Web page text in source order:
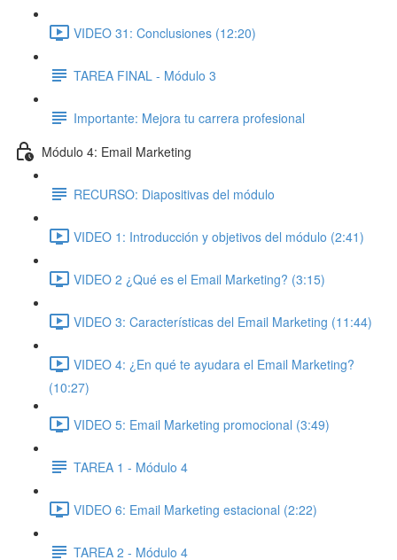
VIDEO 31: Conclusiones (12:20)
TAREA FINAL - Módulo 3
Importante: Mejora tu carrera profesional
Módulo 4: Email Marketing
RECURSO: Diapositivas del módulo
VIDEO 1: Introducción y objetivos del módulo (2:41)
VIDEO 2 ¿Qué es el Email Marketing? (3:15)
VIDEO 3: Características del Email Marketing (11:44)
VIDEO 4: ¿En qué te ayudara el Email Marketing?
(10:27)
VIDEO 5: Email Marketing promocional (3:49)
TAREA 1 - Módulo 4
VIDEO 6: Email Marketing estacional (2:22)
TAREA 2 - Módulo 4